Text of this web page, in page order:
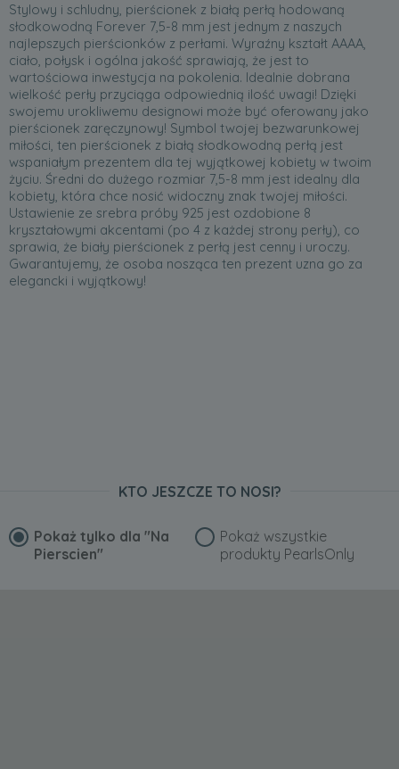
Stylowy i schludny, pierścionek z białą perłą hodowaną
słodkowodną Forever 7,5-8 mm jest jednym z naszych
najlepszych pierścionków z perłami. Wyraźny kształt AAAA,
ciało, połysk i ogólna jakość sprawiają, że jest to
wartościowa inwestycja na pokolenia. Idealnie dobrana
wielkość perły przyciąga odpowiednią ilość uwagi! Dzięki
swojemu urokliwemu designowi może być oferowany jako
pierścionek zaręczynowy! Symbol twojej bezwarunkowej
miłości, ten pierścionek z białą słodkowodną perłą jest
wspaniałym prezentem dla tej wyjątkowej kobiety w twoim
życiu. Średni do dużego rozmiar 7,5-8 mm jest idealny dla
kobiety, która chce nosić widoczny znak twojej miłości.
Ustawienie ze srebra próby 925 jest ozdobione 8
kryształowymi akcentami (po 4 z każdej strony perły), co
sprawia, że biały pierścionek z perłą jest cenny i uroczy.
Gwarantujemy, że osoba nosząca ten prezent uzna go za
elegancki i wyjątkowy!
KTO JESZCZE TO NOSI?
Pokaż tylko dla "Na
Pierscien"
Pokaż wszystkie
produkty PearlsOnly